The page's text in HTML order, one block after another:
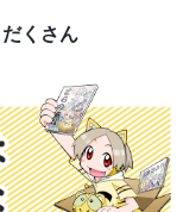
くさん